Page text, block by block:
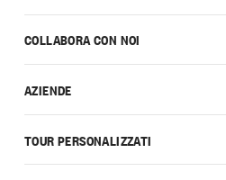
COLLABORA CON NOI
AZIENDE
TOUR PERSONALIZZATI